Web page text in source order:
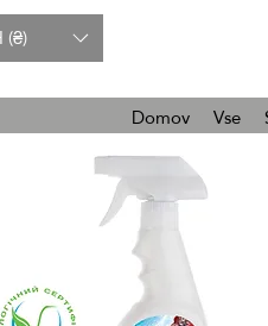
(₴)
Domov Vse